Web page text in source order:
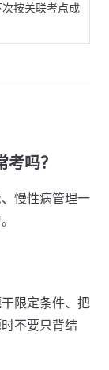
按关联考点成
吗？
慢性病管理一
限定条件、把
不要只背结